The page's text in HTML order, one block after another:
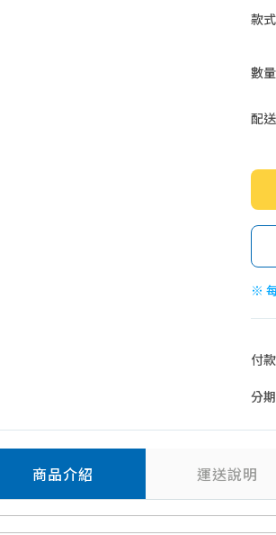
款式
數量
配送
※
付
分
商品介紹 運送說明